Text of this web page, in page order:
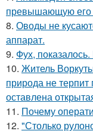
превышающую его
8. Оводы не
аппарат.
9. Фух,
10. Житель
природа не терпит
оставлена
11. Почему
12. "Столько